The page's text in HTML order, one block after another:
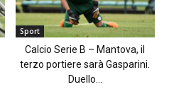
Sport
Calcio Serie B – Mantova, il
terzo portiere sarà Gasparini.
Duello...